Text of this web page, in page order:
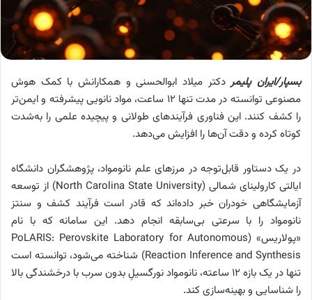
بسپار/ایران پلیمردکتر میلاد ابوالحسنی و همکارانش با کمک هوش
مصنوعی توانسته در مدت تنها ۱۲ ساعت، مواد نانویی پیشرفته و ایمن‌تر
را کشف کنند. این فناوری فرآیندهای طولانی و پیچیده علمی را به‌شدت
کوتاه کرده و دقت آن‌ها را افزایش می‌دهد.
در یک دستاور قابل‌توجه در مرزهای علم نانومواد، پژوهشگران دانشگاه
ایالتی کارولینای شمالی (North Carolina State University) از توسعه
آزمایشگاهی خودران خبر داده‌اند که قادر است فرآیند کشف و سنتز
نانومواد را با سرعتی بی‌سابقه انجام دهد. این سامانه که با نام
«پولاریس» (PoLARIS: Perovskite Laboratory for Autonomous
Reaction Inference and Synthesis) شناخته می‌شود، توانسته است
تنها در یک بازه ۱۲ ساعته، نانومواد نورگسیلِ بدون سرب با درخشندگی بالا
را شناسایی و بهینه‌سازی کند.